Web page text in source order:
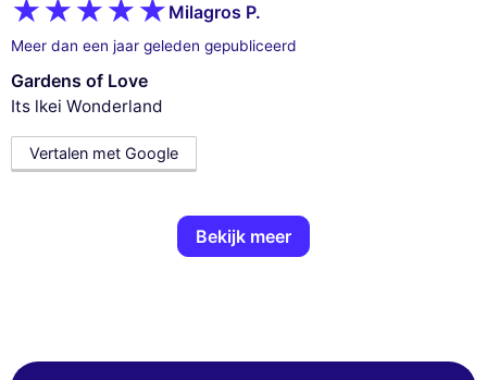
Milagros P.
Meer dan een jaar geleden gepubliceerd
Gardens of Love
Its lkei Wonderland
Vertalen met Google
Bekijk meer